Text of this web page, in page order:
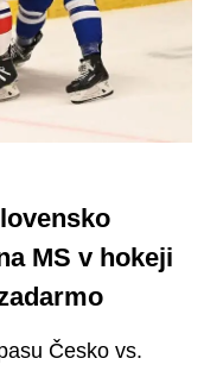
MS v hokeji
Česko vs.